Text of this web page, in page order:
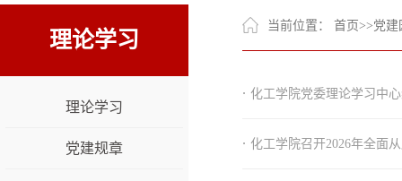
理论学习
理论学习
党建规章
当前位置： 首页>>党建
· 化工学院党委理论学习中
· 化工学院召开2026年全面